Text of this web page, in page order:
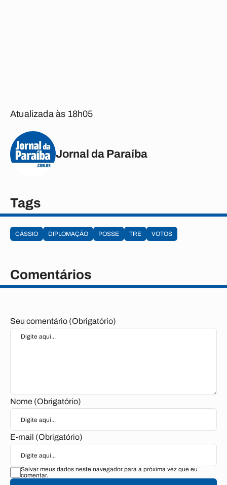
Atualizada às 18h05
Jornal da Paraíba
Tags
CÁSSIO DIPLOMAÇÃO POSSE TRE VOTOS
Comentários
Seu comentário (Obrigatório)
Nome (Obrigatório)
E-mail (Obrigatório)
Salvar meus dados neste navegador para a próxima vez que eu
comentar.